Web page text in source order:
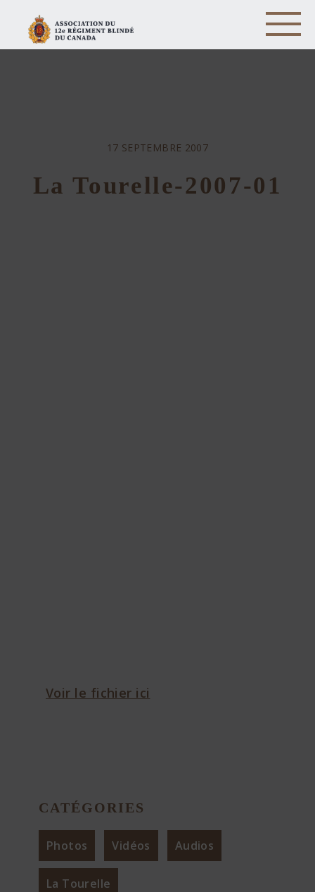
17 SEPTEMBRE 2007
La Tourelle-2007-01
Voir le fichier ici
CATÉGORIES
Photos Vidéos Audios
La Tourelle